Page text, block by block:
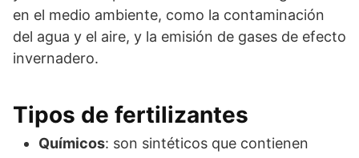
en el medio ambiente, como la contaminación
del agua y el aire, y la emisión de gases de efecto
invernadero.
Tipos de fertilizantes
Químicos: son sintéticos que contienen